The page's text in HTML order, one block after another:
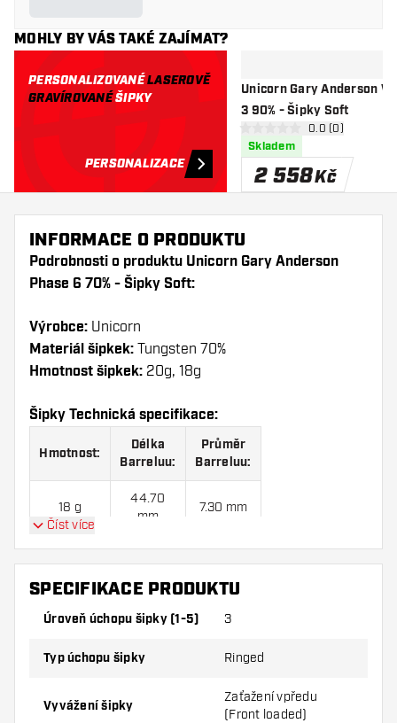
MOHLY BY VÁS TAKÉ ZAJÍMAT?
PERSONALIZOVANÉLASEROVĚ
GRAVÍROVANÉŠIPKY
PERSONALIZACE
Unicorn Gary Anderson
3 90% - Šipky Soft
otevřít panel
0 hodnoticí hvězdičky
0.0 (0)
Skladem
2 558Kč
INFORMACE O PRODUKTU
Podrobnosti o produktu Unicorn Gary Anderson
Phase 6 70% - Šipky Soft:
Výrobce: Unicorn
Materiál šipkek: Tungsten 70%
Hmotnost šipkek: 20g, 18g
Šipky Technická specifikace:
Hmotnost:
Délka
Barreluu:
Průměr
Barreluu:
18 g
44.70
mm
7.30 mm
20 g
48.00
7.40 mm
sada šipek obsahuje:
3ks Šipek, 3ks Letky a 3ks
Číst více
SPECIFIKACE PRODUKTU
Úroveň úchopu šipky (1-5) 3
Typ úchopu šipky Ringed
Vyvážení šipky
Zaťažení vpředu
(Front loaded)